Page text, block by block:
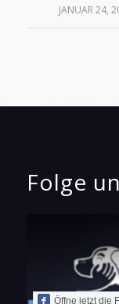
JANUAR 24,
/
Folge
Öffne jetzt die